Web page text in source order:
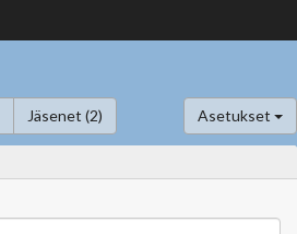
Jäsenet (2) Asetukset